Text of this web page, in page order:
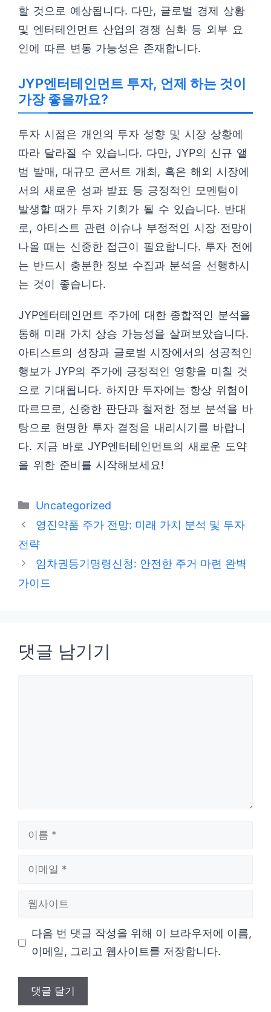
할 것으로 예상됩니다. 다만, 글로벌 경제 상황
및 엔터테인먼트 산업의 경쟁 심화 등 외부 요
인에 따른 변동 가능성은 존재합니다.
JYP엔터테인먼트 투자, 언제 하는 것이
가장 좋을까요?
투자 시점은 개인의 투자 성향 및 시장 상황에
따라 달라질 수 있습니다. 다만, JYP의 신규 앨
범 발매, 대규모 콘서트 개최, 혹은 해외 시장에
서의 새로운 성과 발표 등 긍정적인 모멘텀이
발생할 때가 투자 기회가 될 수 있습니다. 반대
로, 아티스트 관련 이슈나 부정적인 시장 전망이
나올 때는 신중한 접근이 필요합니다. 투자 전에
는 반드시 충분한 정보 수집과 분석을 선행하시
는 것이 좋습니다.
JYP엔터테인먼트 주가에 대한 종합적인 분석을
통해 미래 가치 상승 가능성을 살펴보았습니다.
아티스트의 성장과 글로벌 시장에서의 성공적인
행보가 JYP의 주가에 긍정적인 영향을 미칠 것
으로 기대됩니다. 하지만 투자에는 항상 위험이
따르므로, 신중한 판단과 철저한 정보 분석을 바
탕으로 현명한 투자 결정을 내리시기를 바랍니
다. 지금 바로 JYP엔터테인먼트의 새로운 도약
을 위한 준비를 시작해보세요!
카
테
리
Uncategorized
영진약품 주가 전망: 미래 가치 분석 및 투자
전략
임차권등기명령신청: 안전한 주거 마련 완벽
가이드
댓글 남기기
다음 번 댓글 작성을 위해 이 브라우저에 이름,
이메일, 그리고 웹사이트를 저장합니다.